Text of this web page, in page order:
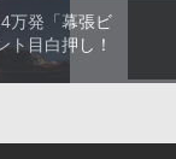
万発「幕張ビ
ト目白押し！